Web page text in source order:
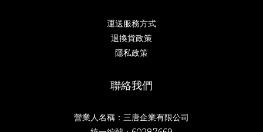
運送服務方式
退換貨政策
隱私政策
聯絡我們
營業人名稱：三唐企業有限公司